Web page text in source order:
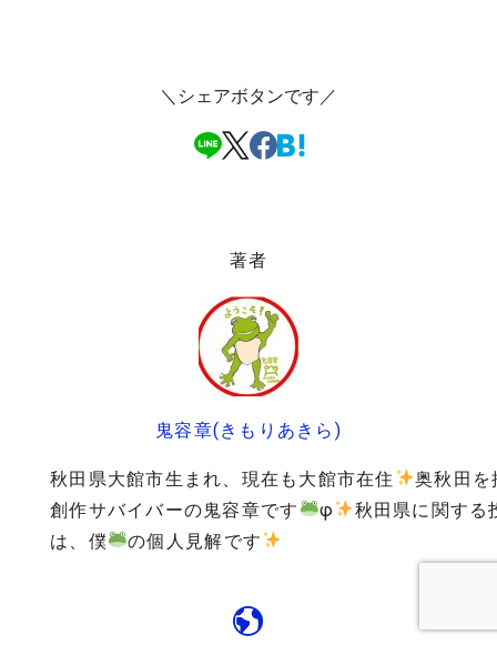
＼シェアボタンです／
著者
鬼容章(きもりあきら)
秋田県大館市生まれ、現在も大館市在住
奥秋田を
創作サバイバーの鬼容章です
φ
秋田県に関する
は、僕
の個人見解です